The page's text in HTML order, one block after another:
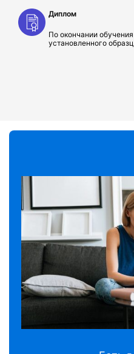
Диплом
По окончании
установленного